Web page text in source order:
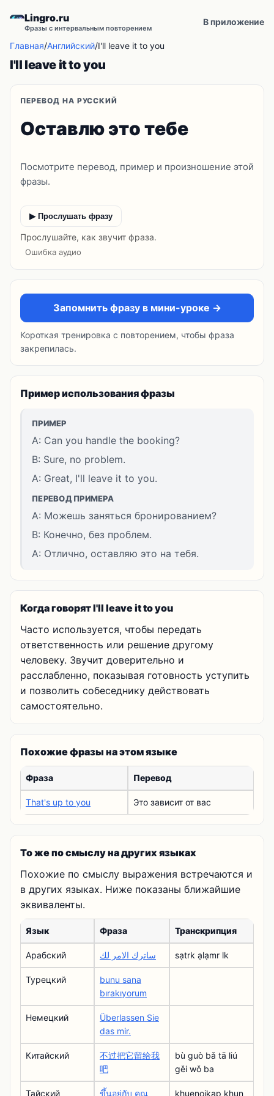
Lingro.ru
Фразы с интервальным повторением
В приложение
Главная/Английский/I'll leave it to you
I'll leave it to you
ПЕРЕВОД НА РУССКИЙ
Оставлю это тебе
Посмотрите перевод, пример и произношение этой
фразы.
▶ Прослушать фразу
Прослушайте, как звучит фраза.
Ошибка аудио
Запомнить фразу в мини-уроке →
Короткая тренировка с повторением, чтобы фраза
закрепилась.
Пример использования фразы
ПРИМЕР
A: Can you handle the booking?
B: Sure, no problem.
A: Great, I'll leave it to you.
ПЕРЕВОД ПРИМЕРА
A: Можешь заняться бронированием?
B: Конечно, без проблем.
A: Отлично, оставляю это на тебя.
Когда говорят I'll leave it to you
Часто используется, чтобы передать
ответственность или решение другому
человеку. Звучит доверительно и
расслабленно, показывая готовность уступить
и позволить собеседнику действовать
самостоятельно.
Похожие фразы на этом языке
Фраза Перевод
That's up to you Это зависит от вас
То же по смыслу на других языках
Похожие по смыслу выражения встречаются и
в других языках. Ниже показаны ближайшие
эквиваленты.
Язык Фраза Транскрипция
Арабский ساترك الامر لك sạtrk ạlạmr lk
Турецкий
bunu sana
bırakıyorum
Немецкий
Überlassen Sie
das mir.
Китайский
不过把它留给我
吧
bù guò bǎ tā liú
gěi wǒ ba
Тайский ขึ้นอยู่กับ คุณ khuenoiูkap khun